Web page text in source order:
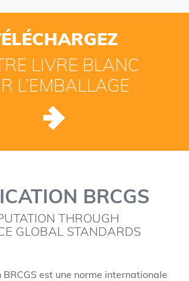
LIVRE BLANC
L’EMBALLAGE
BRCGS
THROUGH
GLOBAL STANDARDS
est une norme internationale